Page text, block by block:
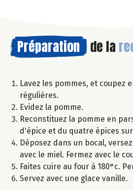
Préparation de la
Lavez les pommes, et coupez
régulières.
Evidez la pomme.
Reconstituez la pomme en
d'épice et du quatre épices
Déposez dans un bocal,
avec le miel. Fermez avec le
Faites cuire au four à 180°c.
Servez avec une glace vanille.